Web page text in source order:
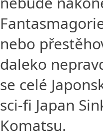
nebo
daleko
se celé
sci-fi Japan
Komatsu.